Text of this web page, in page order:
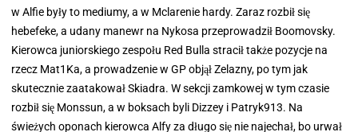
w Alfie były to mediumy, a w Mclarenie hardy. Zaraz rozbił się
hebefeke, a udany manewr na Nykosa przeprowadził Boomovsky.
Kierowca juniorskiego zespołu Red Bulla stracił także pozycje na
rzecz Mat1Ka, a prowadzenie w GP objął Zelazny, po tym jak
skutecznie zaatakował Skiadra. W sekcji zamkowej w tym czasie
rozbił się Monssun, a w boksach byli Dizzey i Patryk913. Na
świeżych oponach kierowca Alfy za długo się nie najechał, bo urwał